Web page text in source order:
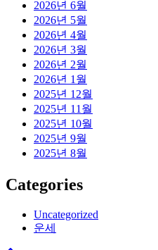
2026년 6월
2026년 5월
2026년 4월
2026년 3월
2026년 2월
2026년 1월
2025년 12월
2025년 11월
2025년 10월
2025년 9월
2025년 8월
Categories
Uncategorized
운세